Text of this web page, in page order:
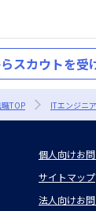
スカウトを受
TOP ITエンジニ
個人向けお
サイトマップ
法人向けお